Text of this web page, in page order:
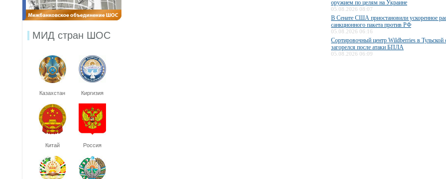
МИД стран ШОС
Казахстан Киргизия
Китай Россия
оружием по целям на Украине
05.08.2026 08:07
В Сенате США приостановили ускоренное
санкционного пакета против РФ
05.08.2026 06:16
Сортировочный центр Wildberries в Тульской
загорелся после атаки БПЛА
05.08.2026 06:09